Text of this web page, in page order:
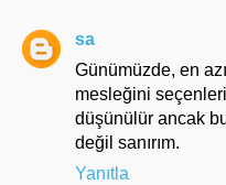
sa
Günümüzde, en
mesleğini
düşünülür ancak
değil sanırım.
Yanıtla